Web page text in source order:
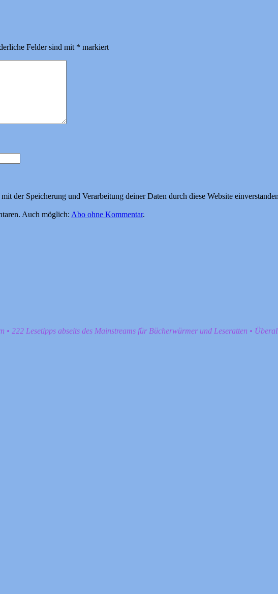
Felder sind mit * markiert
der Speicherung und Verarbeitung deiner Daten durch diese Website
Auch möglich: Abo ohne Kommentar.
• 222 Lesetipps abseits des Mainstreams für Bücherwürmer und Leseratten •